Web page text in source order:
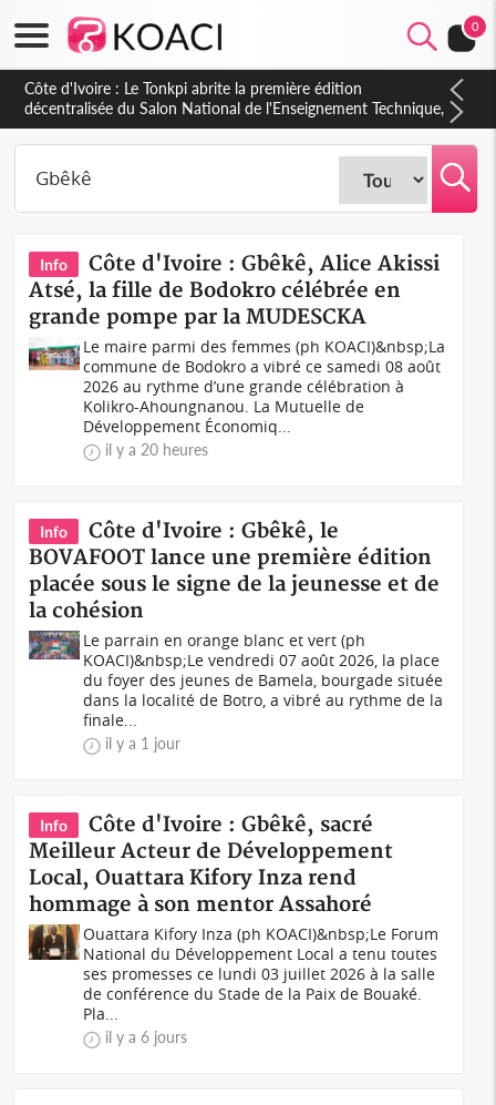
0
Côte d'Ivoire : PPA-CI, Gbagbo délègue une partie de ses
prérogatives de président à 05 cadres, vers sa retraite
politique ?
Info
Côte d'Ivoire : Gbêkê, Alice Akissi
Atsé, la fille de Bodokro célébrée en
grande pompe par la MUDESCKA
Le maire parmi des femmes (ph KOACI)&nbsp;La
commune de Bodokro a vibré ce samedi 08 août
2026 au rythme d’une grande célébration à
Kolikro-Ahoungnanou. La Mutuelle de
Développement Économiq...
il y a 20 heures
Info
Côte d'Ivoire : Gbêkê, le
BOVAFOOT lance une première édition
placée sous le signe de la jeunesse et de
la cohésion
Le parrain en orange blanc et vert (ph
KOACI)&nbsp;Le vendredi 07 août 2026, la place
du foyer des jeunes de Bamela, bourgade située
dans la localité de Botro, a vibré au rythme de la
finale...
il y a 1 jour
Info
Côte d'Ivoire : Gbêkê, sacré
Meilleur Acteur de Développement
Local, Ouattara Kifory Inza rend
hommage à son mentor Assahoré
Ouattara Kifory Inza (ph KOACI)&nbsp;Le Forum
National du Développement Local a tenu toutes
ses promesses ce lundi 03 juillet 2026 à la salle
de conférence du Stade de la Paix de Bouaké.
Pla...
il y a 6 jours